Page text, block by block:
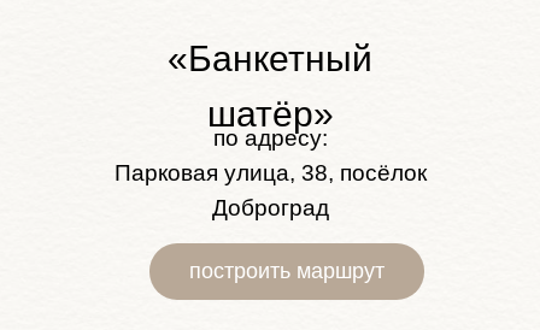
по адресу:
Парковая улица, 38, посёлок
Доброград
«Банкетный
шатёр»
построить маршрут